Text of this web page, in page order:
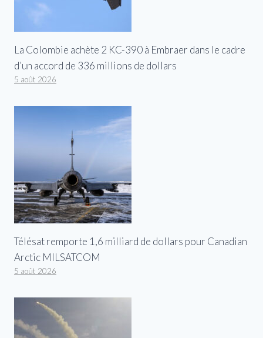
La Colombie achète 2 KC-390 à Embraer dans le cadre
d’un accord de 336 millions de dollars
5 août 2026
Télésat remporte 1,6 milliard de dollars pour Canadian
Arctic MILSATCOM
5 août 2026